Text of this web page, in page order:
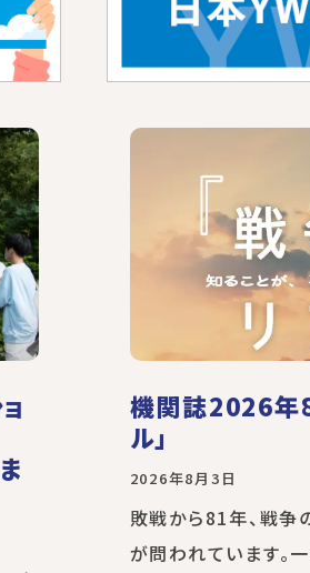
機関誌2026年
ル」
2026年8月3日
敗戦から81年、戦
が問われています。